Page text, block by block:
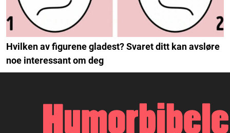
Hvilken av figurene gladest? Svaret ditt kan avsløre
noe interessant om deg